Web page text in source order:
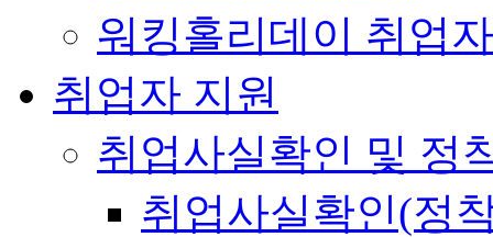
워킹홀리데이 취업
취업자 지원
취업사실확인 및 정
취업사실확인(정